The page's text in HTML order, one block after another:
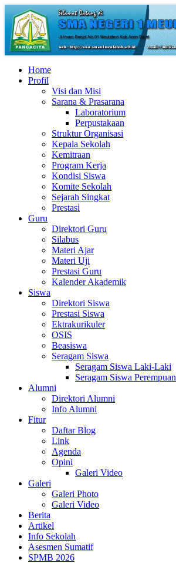
Home
Profil
Visi dan Misi
Sarana & Prasarana
Laboratorium
Perpustakaan
Struktur Organisasi
Kepala Sekolah
Kemitraan
Program Kerja
Kondisi Siswa
Komite Sekolah
Sejarah Singkat
Prestasi
Guru
Direktori Guru
Silabus
Materi Ajar
Materi Uji
Prestasi Guru
Kalender Akademik
Siswa
Direktori Siswa
Prestasi Siswa
Ektrakurikuler
OSIS
Beasiswa
Seragam Siswa
Seragam Siswa Laki-Laki
Seragam Siswa Perempuan
Alumni
Direktori Alumni
Info Alumni
Fitur
Daftar Blog
Link
Agenda
Opini
Galeri Video
Galeri
Galeri Photo
Galeri Video
Berita
Artikel
Info Sekolah
Asesmen Sumatif
SPMB 2026